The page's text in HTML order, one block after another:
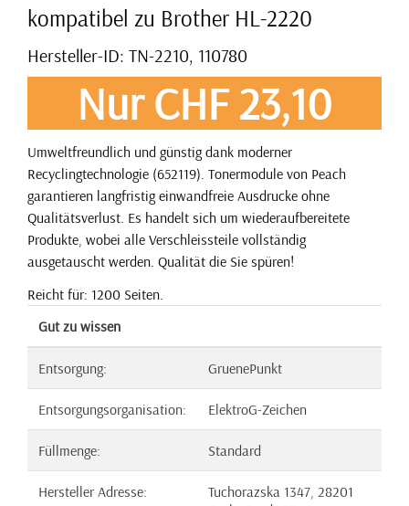
kompatibel zu Brother HL-2220
Hersteller-ID: TN-2210, 110780
Nur CHF 23,10
Umweltfreundlich und günstig dank moderner
Recyclingtechnologie (652119). Tonermodule von Peach
garantieren langfristig einwandfreie Ausdrucke ohne
Qualitätsverlust. Es handelt sich um wiederaufbereitete
Produkte, wobei alle Verschleissteile vollständig
ausgetauscht werden. Qualität die Sie spüren!
Reicht für: 1200 Seiten.
Gut zu wissen
Entsorgung: GruenePunkt
Entsorgungsorganisation: ElektroG-Zeichen
Füllmenge: Standard
Hersteller Adresse:
Tuchorazska 1347, 28201